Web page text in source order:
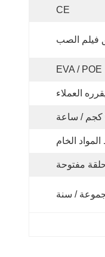
CE
فيلم الصب
EVA / POE
العملاء
الخام
مفتوحة